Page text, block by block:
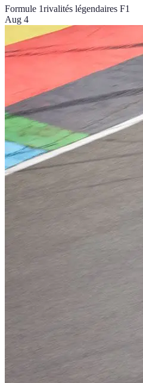
Formule 1rivalités légendaires F1
Aug 4